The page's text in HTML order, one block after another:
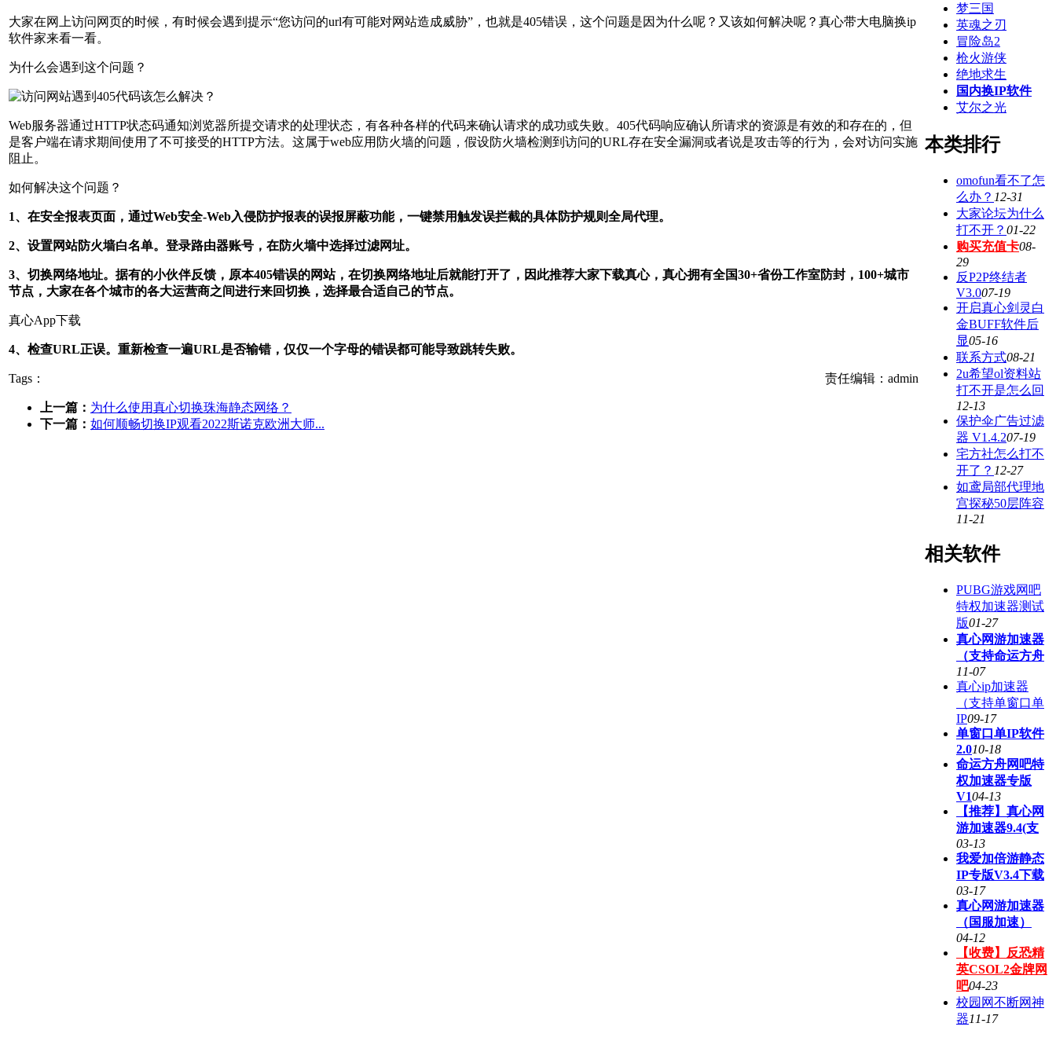
大家在网上访问网页的时候，有时候会遇到提示“您访问的url有可能对网站造成威胁”，也就是405错误，这个问题是因为什么呢？又该如何解决呢？真心带大电脑换ip
软件家来看一看。
为什么会遇到这个问题？
Web服务器通过HTTP状态码通知浏览器所提交请求的处理状态，有各种各样的代码来确认请求的成功或失败。405代码响应确认所请求的资源是有效的和存在的，但
是客户端在请求期间使用了不可接受的HTTP方法。这属于web应用防火墙的问题，假设防火墙检测到访问的URL存在安全漏洞或者说是攻击等的行为，会对访问实施
阻止。
如何解决这个问题？
1、在安全报表页面，通过Web安全-Web入侵防护报表的误报屏蔽功能，一键禁用触发误拦截的具体防护规则全局代理。
2、设置网站防火墙白名单。登录路由器账号，在防火墙中选择过滤网址。
3、切换网络地址。据有的小伙伴反馈，原本405错误的网站，在切换网络地址后就能打开了，因此推荐大家下载真心，真心拥有全国30+省份工作室防封，100+城市
节点，大家在各个城市的各大运营商之间进行来回切换，选择最合适自己的节点。
真心App下载
4、检查URL正误。重新检查一遍URL是否输错，仅仅一个字母的错误都可能导致跳转失败。
Tags： 责任编辑：admin
上一篇： 为什么使用真心切换珠海静态网络？
下一篇： 如何顺畅切换IP观看2022斯诺克欧洲大师...
梦三国
英魂之刃
冒险岛2
枪火游侠
绝地求生
国内换IP软件
艾尔之光
本类排行
omofun看不了怎
么办？ 12-31
大家论坛为什么
打不开？ 01-22
购买充值卡08-
29
反P2P终结者
V3.007-19
开启真心剑灵白
金BUFF软件后
显05-16
联系方式08-21
2u希望ol资料站
打不开是怎么回
12-13
保护伞广告过滤
器 V1.4.207-19
宅方社怎么打不
开了？ 12-27
如鸢局部代理地
宫探秘50层阵容
11-21
相关软件
PUBG游戏网吧
特权加速器测试
版01-27
真心网游加速器
（支持命运方舟
11-07
真心ip加速器
（支持单窗口单
IP09-17
单窗口单IP软件
2.010-18
命运方舟网吧特
权加速器专版
V104-13
【推荐】真心网
游加速器9.4(支
03-13
我爱加倍游静态
IP专版V3.4下载
03-17
真心网游加速器
（国服加速）
04-12
【收费】反恐精
英CSOL2金牌网
吧04-23
校园网不断网神
器11-17